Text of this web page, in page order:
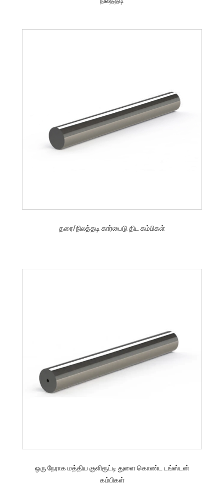
தரை/நிலத்தடி கார்பைடு திட கம்பிகள்
ஒரு நேராக மத்திய குளிரூட்டி துளை கொண்ட டங்ஸ்டன்
கம்பிகள்